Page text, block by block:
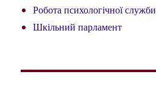
Робота психологічної служби
Шкільний парламент